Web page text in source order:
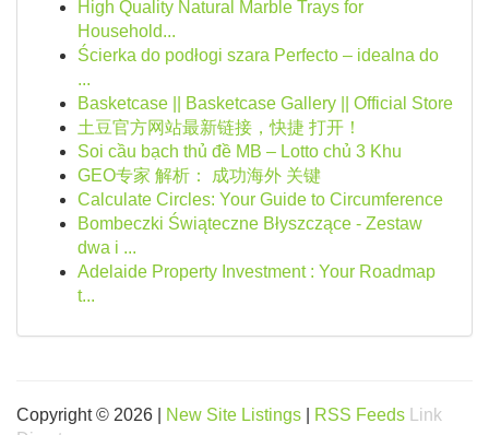
High Quality Natural Marble Trays for
Household...
Ścierka do podłogi szara Perfecto – idealna do
...
Basketcase || Basketcase Gallery || Official Store
土豆官方网站最新链接，快捷 打开！
Soi cầu bạch thủ đề MB – Lotto chủ 3 Khu
GEO专家 解析： 成功海外 关键
Calculate Circles: Your Guide to Circumference
Bombeczki Świąteczne Błyszczące - Zestaw
dwa i ...
Adelaide Property Investment : Your Roadmap
t...
Copyright © 2026 | New Site Listings RSS Feeds
Link